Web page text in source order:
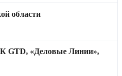
области
GTD, «Деловые Линии»,